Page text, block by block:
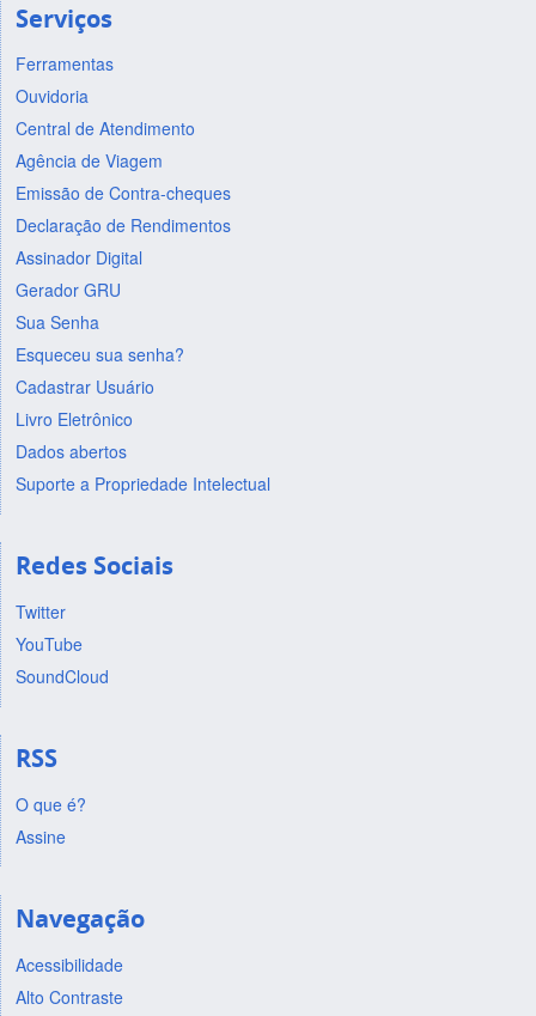
Serviços
Ferramentas
Ouvidoria
Central de Atendimento
Agência de Viagem
Emissão de Contra-cheques
Declaração de Rendimentos
Assinador Digital
Gerador GRU
Sua Senha
Esqueceu sua senha?
Cadastrar Usuário
Livro Eletrônico
Dados abertos
Suporte a Propriedade Intelectual
Redes Sociais
Twitter
YouTube
SoundCloud
RSS
O que é?
Assine
Navegação
Acessibilidade
Alto Contraste